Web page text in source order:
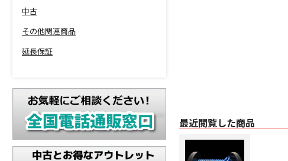
中古
その他関連商品
延長保証
最近閲覧した商品